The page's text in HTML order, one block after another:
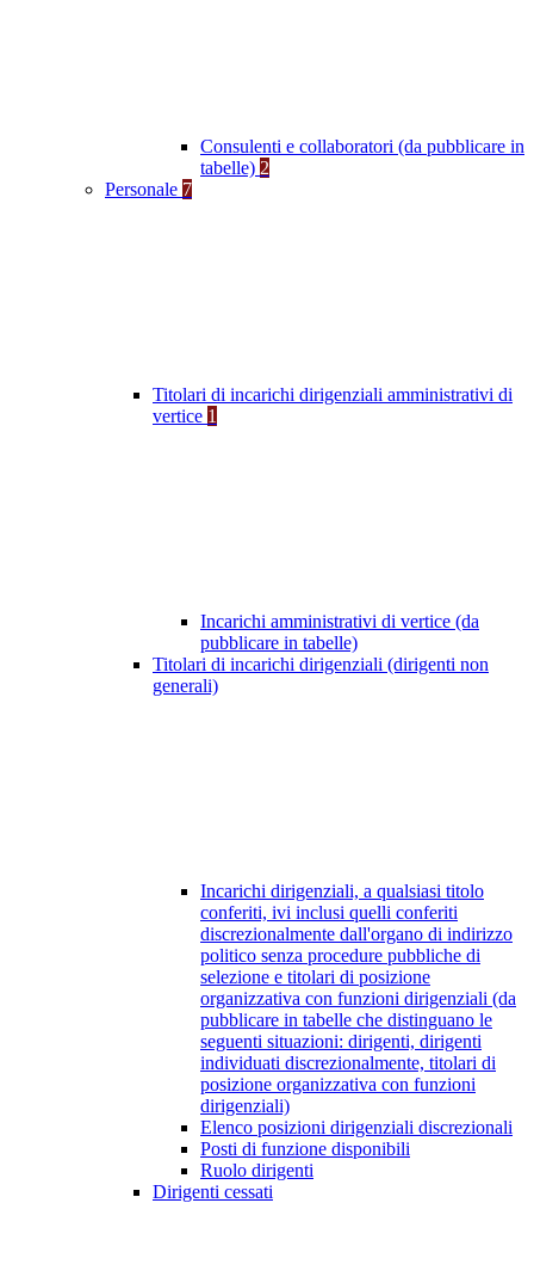
Consulenti e collaboratori (da pubblicare in
tabelle) 2
Personale 7
Titolari di incarichi dirigenziali amministrativi di
vertice 1
Incarichi amministrativi di vertice (da
pubblicare in tabelle)
Titolari di incarichi dirigenziali (dirigenti non
generali)
Incarichi dirigenziali, a qualsiasi titolo
conferiti, ivi inclusi quelli conferiti
discrezionalmente dall'organo di indirizzo
politico senza procedure pubbliche di
selezione e titolari di posizione
organizzativa con funzioni dirigenziali (da
pubblicare in tabelle che distinguano le
seguenti situazioni: dirigenti, dirigenti
individuati discrezionalmente, titolari di
posizione organizzativa con funzioni
dirigenziali)
Elenco posizioni dirigenziali discrezionali
Posti di funzione disponibili
Ruolo dirigenti
Dirigenti cessati